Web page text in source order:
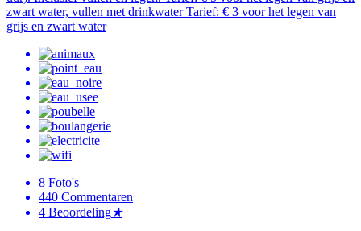
zwart water, vullen met drinkwater Tarief: € 3 voor het legen van
grijs en zwart water
8 Foto's
440 Commentaren
4 Beoordeling★